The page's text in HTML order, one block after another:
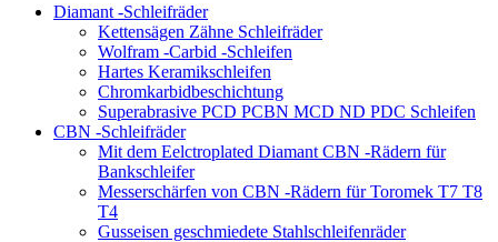
Diamant -Schleifräder
Kettensägen Zähne Schleifräder
Wolfram -Carbid -Schleifen
Hartes Keramikschleifen
Chromkarbidbeschichtung
Superabrasive PCD PCBN MCD ND PDC Schleifen
CBN -Schleifräder
Mit dem Eelctroplated Diamant CBN -Rädern für
Bankschleifer
Messerschärfen von CBN -Rädern für Toromek T7 T8
T4
Gusseisen geschmiedete Stahlschleifenräder